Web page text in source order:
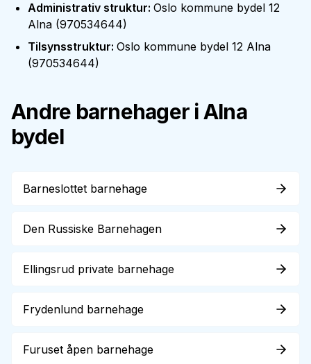
Administrativ struktur: Oslo kommune bydel 12
Alna (970534644)
Tilsynsstruktur: Oslo kommune bydel 12 Alna
(970534644)
Andre barnehager iAlna
bydel
Barneslottet barnehage
Den Russiske Barnehagen
Ellingsrud private barnehage
Frydenlund barnehage
Furuset åpen barnehage